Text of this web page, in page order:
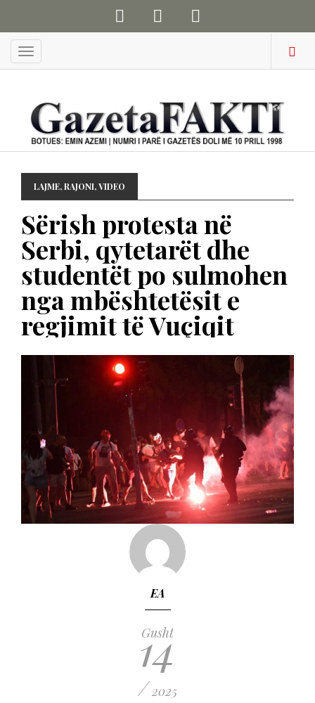
Menu
LAJME,RAJONI,VIDEO
Sërish protesta në
Serbi, qytetarët dhe
studentët po sulmohen
nga mbështetësit e
regjimit të Vuçiqit
EA
Gusht
14
/ 2025